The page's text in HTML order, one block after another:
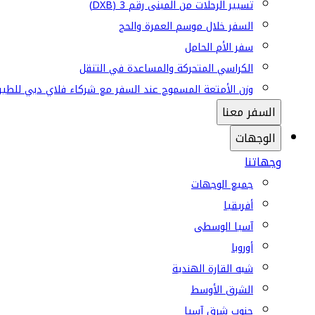
تسيير الرحلات من المبنى رقم 3 (DXB)
السفر خلال موسم العمرة والحج
سفر الأم الحامل
الكراسي المتحركة والمساعدة في التنقل
وزن الأمتعة المسموح عند السفر مع شركاء فلاي دبي
السفر معنا
الوجهات
وجهاتنا
جميع الوجهات
أفريقيا
آسيا الوسطى
أوروبا
شبه القارة الهندية
الشرق الأوسط
جنوب شرق آسيا